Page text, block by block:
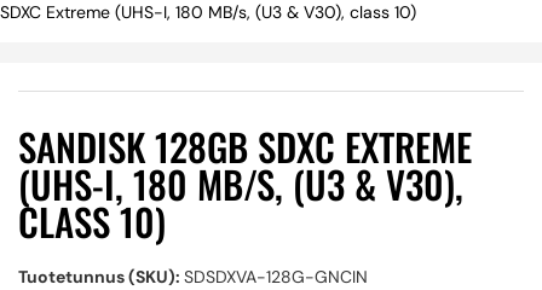
SDXC Extreme (UHS-I, 180 MB/s, (U3 & V30), class 10)
SANDISK 128GB SDXC EXTREME
(UHS-I, 180 MB/S, (U3 & V30),
CLASS 10)
Tuotetunnus (SKU): SDSDXVA-128G-GNCIN